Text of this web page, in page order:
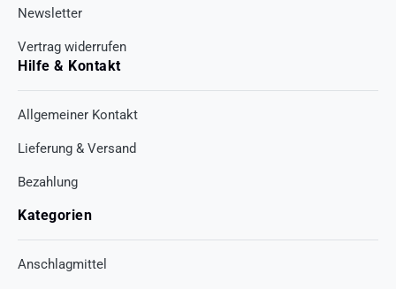
Newsletter
Vertrag widerrufen
Hilfe & Kontakt
Allgemeiner Kontakt
Lieferung & Versand
Bezahlung
Kategorien
Anschlagmittel